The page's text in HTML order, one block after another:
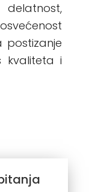
postizanje
kvaliteta i